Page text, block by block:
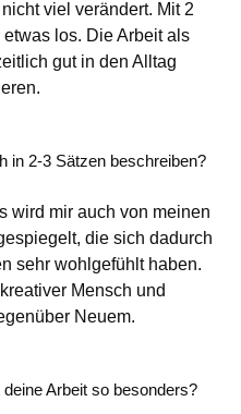
viel verändert. Mit 2
los. Die Arbeit als
gut in den Alltag
in 2-3 Sätzen beschreiben?
wird mir auch von meinen
die sich dadurch
sehr wohlgefühlt haben.
Mensch und
Neuem.
Arbeit so besonders?